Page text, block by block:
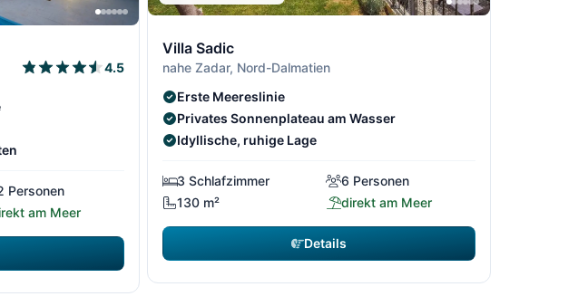
13/306
14/306
4.5
Personen
am Meer
Villa Sadic
nahe Zadar, Nord-Dalmatien
Erste Meereslinie
Privates Sonnenplateau am Wasser
Idyllische, ruhige Lage
3 Schlafzimmer
6 Personen
130 m²
direkt am Meer
Details